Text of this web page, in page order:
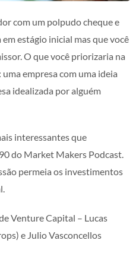
com um polpudo cheque e
estágio inicial mas que você
O que você priorizaria na
empresa com uma ideia
idealizada por alguém
interessantes que
do Market Makers Podcast.
permeia os investimentos
Venture Capital – Lucas
e Julio Vasconcellos